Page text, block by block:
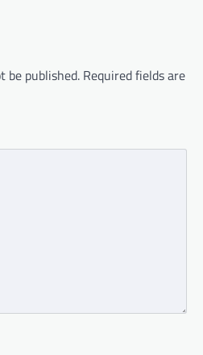
be published. Required fields are